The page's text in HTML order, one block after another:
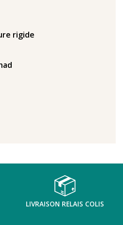
rigide
LIVRAISON RELAIS COLIS